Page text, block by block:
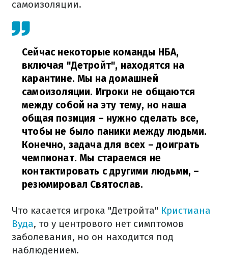
самоизоляции.
Сейчас некоторые команды НБА,
включая "Детройт", находятся на
карантине. Мы на домашней
самоизоляции. Игроки не общаются
между собой на эту тему, но наша
общая позиция – нужно сделать все,
чтобы не было паники между людьми.
Конечно, задача для всех – доиграть
чемпионат. Мы стараемся не
контактировать с другими людьми, –
резюмировал Святослав.
Что касается игрока "Детройта" Кристиана
Вуда, то у центрового нет симптомов
заболевания, но он находится под
наблюдением.